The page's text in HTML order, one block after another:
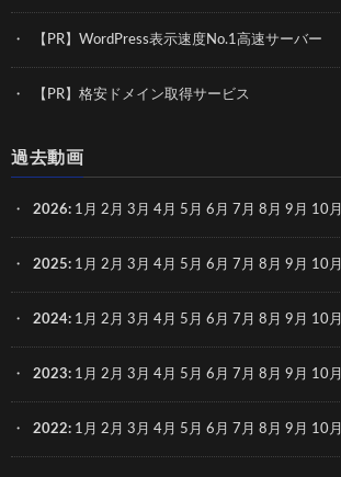
【PR】WordPress表示速度No.1高速サーバー
【PR】格安ドメイン取得サービス
過去動画
2026: 1月 2月 3月 4月 5月 6月 7月 8月 9月 10月
2025: 1月 2月 3月 4月 5月 6月 7月 8月 9月 10月
2024: 1月 2月 3月 4月 5月 6月 7月 8月 9月 10月
2023: 1月 2月 3月 4月 5月 6月 7月 8月 9月 10月
2022: 1月 2月 3月 4月 5月 6月 7月 8月 9月 10月